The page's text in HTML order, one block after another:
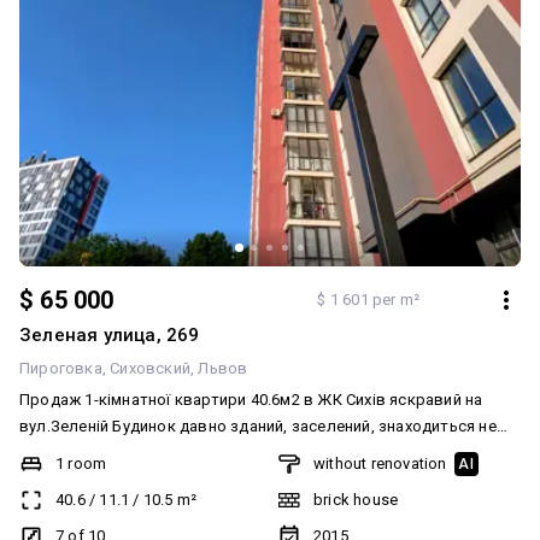
$ 65 000 $ 1 601 per m²
Зеленая улица, 269
Пироговка Сиховский Львов
Продаж 1-кімнатної квартири 40.6м2 в ЖК Сихів яскравий на
вул.Зеленій Будинок давно зданий, заселений, знаходиться не
при дорозі, поруч нові будинки. Великий 'плюс' даної квартири-
це індивідуальне газове опалення, двоконтурний котел.
Нестандартне планування, з корисним використанням кожного
квадратного метра. Родзинкою квартири є простора лоджія, яку
1 room
40.6/ 11.1 / 10.5 m²
7 of 10
without renovation AI
brick house
2015